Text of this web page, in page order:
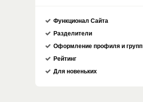
Функционал Сайта
Разделители
Оформление профиля и групп
Рейтинг
Для новеньких